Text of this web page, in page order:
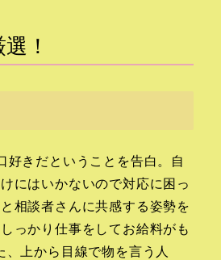
！
好きだということを告白。自
にはいかないので対応に困っ
相談者さんに共感する姿勢を
っかり仕事をしてお給料がも
上から目線で物を言う人